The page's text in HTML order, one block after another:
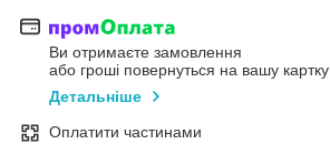
Ви отримаєте замовлення
або гроші повернуться на вашу картку
Детальніше
Оплатити частинами